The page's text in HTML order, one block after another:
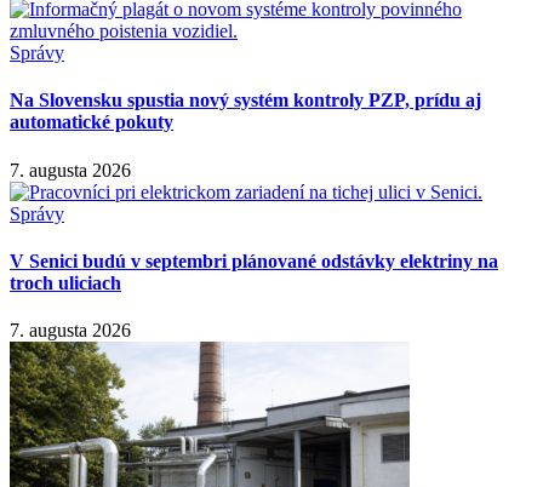
Správy
Na Slovensku spustia nový systém kontroly PZP, prídu aj
automatické pokuty
7. augusta 2026
Správy
V Senici budú v septembri plánované odstávky elektriny na
troch uliciach
7. augusta 2026